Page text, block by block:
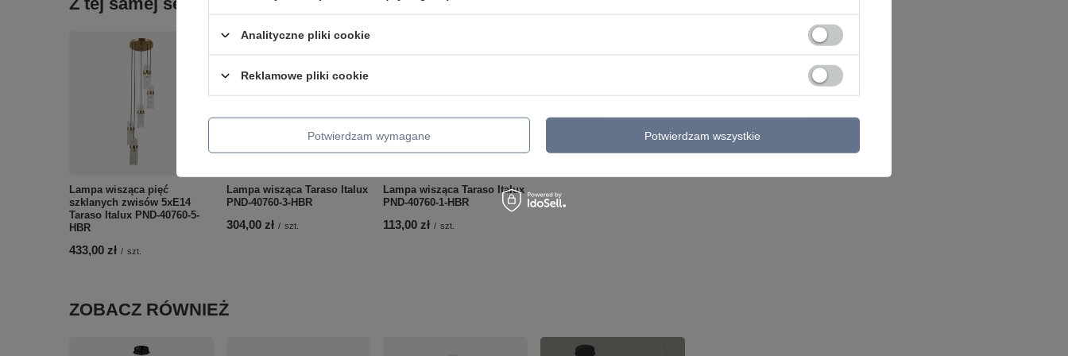
Lampa wisząca pięć
szklanych zwisów 5xE14
Taraso Italux PND-40760-5-
HBR
433,00 zł / szt.
Lampa wisząca Taraso Italux
PND-40760-3-HBR
304,00 zł / szt.
Lampa wisząca Taraso Italux
PND-40760-1-HBR
113,00 zł / szt.
ZOBACZ RÓWNIEŻ
Analityczne pliki cookie
Reklamowe pliki cookie
Potwierdzam wymagane Potwierdzam wszystkie